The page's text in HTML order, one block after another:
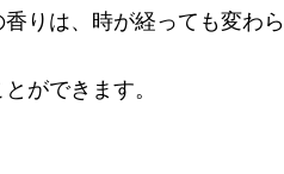
香りは、時が経っても変わ
ができます。